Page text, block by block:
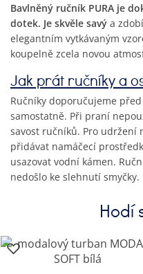
Bavlněný ručník PURA je
dotek. Je skvěle savý a
elegantním vytkávaným
koupelně zcela novou
Jak prát ručníky a
Ručníky doporučujeme
samostatně. Při praní
savost ručníků. Pro udržení
přidávat namáčecí
usazovat vodní kámen.
nedošlo ke slehnutí smyčky.
Hodí